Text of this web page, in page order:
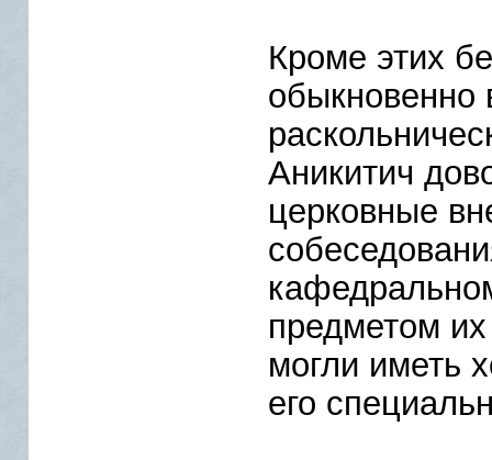
Кроме этих
обыкновенно
Аникитич
церковные
предметом
могли иметь
его